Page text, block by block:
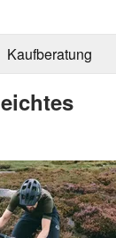
Kaufberatung